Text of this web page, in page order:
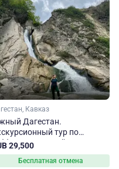
Кавказ
Дагестан.
тур по
на 5 дней
29,500
Бесплатная отмена